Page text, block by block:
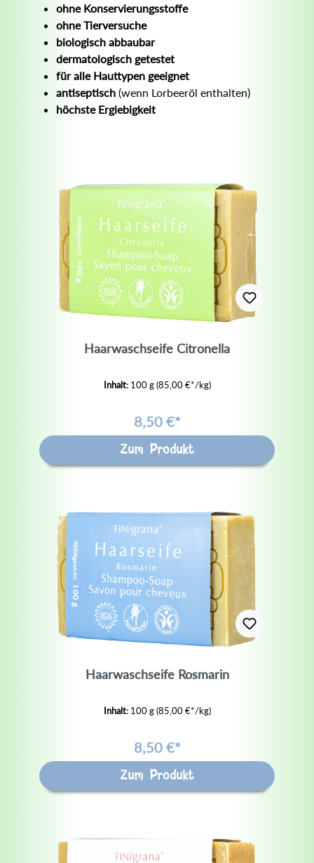
ohne Konservierungsstoffe
ohne Tierversuche
biologisch abbaubar
dermatologisch getestet
für alle Hauttypen geeignet
antiseptisch (wenn Lorbeeröl enthalten)
höchste Ergiebigkeit
Haarwaschseife Citronella
Inhalt: 100 g(85,00 €*/kg)
8,50 €*
Zum Produkt
Haarwaschseife Rosmarin
Inhalt: 100 g(85,00 €*/kg)
8,50 €*
Zum Produkt